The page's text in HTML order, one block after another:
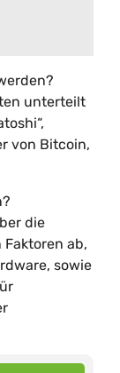
unterteilt
von Bitcoin,
die
ab,
sowie